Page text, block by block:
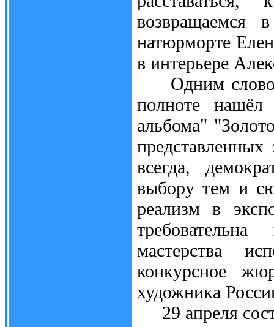
возвращаемся
натюрморте
в интерьере
Одним
полноте нашёл
альбома"
всегда,
выбору тем и
реализм в
мастерства
конкурсное
художника
29 апреля